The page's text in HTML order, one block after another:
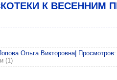
К ВЕСЕННИМ
Ольга Викторовна| Просмотров:
(1)